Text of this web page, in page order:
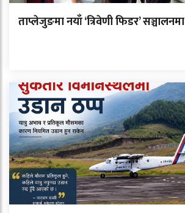
ताप्लेजुङमा नयाँ ‘त्रिवेणी फिडर’ सञ्चालनमा